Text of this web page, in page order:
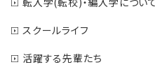
スクールライフ
活躍する先輩たち